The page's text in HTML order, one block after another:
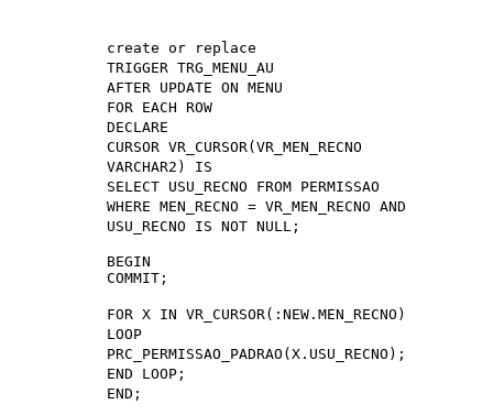
create or replace
TRIGGER TRG_MENU_AU
AFTER UPDATE ON MENU
FOR EACH ROW
DECLARE
CURSOR VR_CURSOR(VR_MEN_RECNO
VARCHAR2) IS
SELECT USU_RECNO FROM PERMISSAO
WHERE MEN_RECNO = VR_MEN_RECNO AND
USU_RECNO IS NOT NULL;
BEGIN
COMMIT;
FOR X IN VR_CURSOR(:NEW.MEN_RECNO)
LOOP
PRC_PERMISSAO_PADRAO(X.USU_RECNO);
END LOOP;
END;